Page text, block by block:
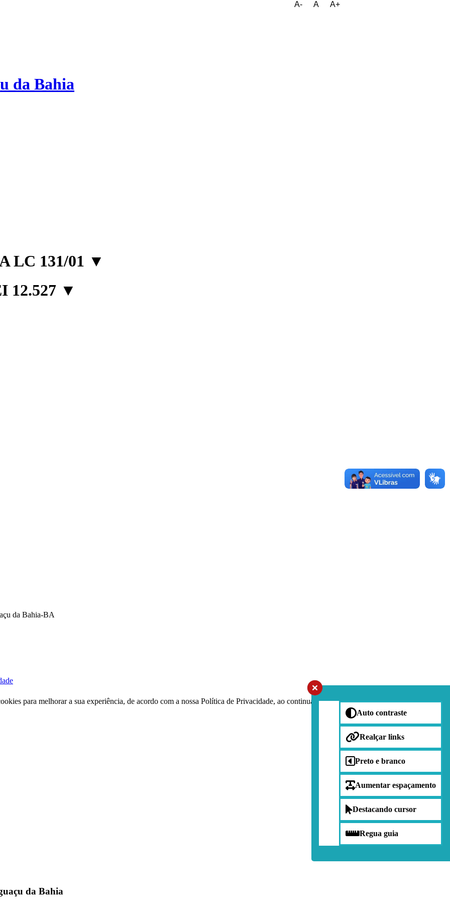
A- A A+
da Bahia
LC 131/01 ▼
12.527 ▼
Auto contraste
Realçar links
Preto e branco
Aumentar espaçamento
Destacando cursor
Regua guia
da Bahia
da Bahia-BA
para melhorar a sua experiência, de acordo com a nossa Política de Privacidade, ao continuar navegando, você concorda com estas